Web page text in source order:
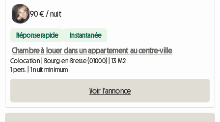
90 € / nuit
Réponse rapide Instantanée
Chambre à louer dans un appartement au centre-ville
Colocation | Bourg-en-Bresse (01000) | 13 M2
1 pers. | 1 nuit minimum
Voir l'annonce